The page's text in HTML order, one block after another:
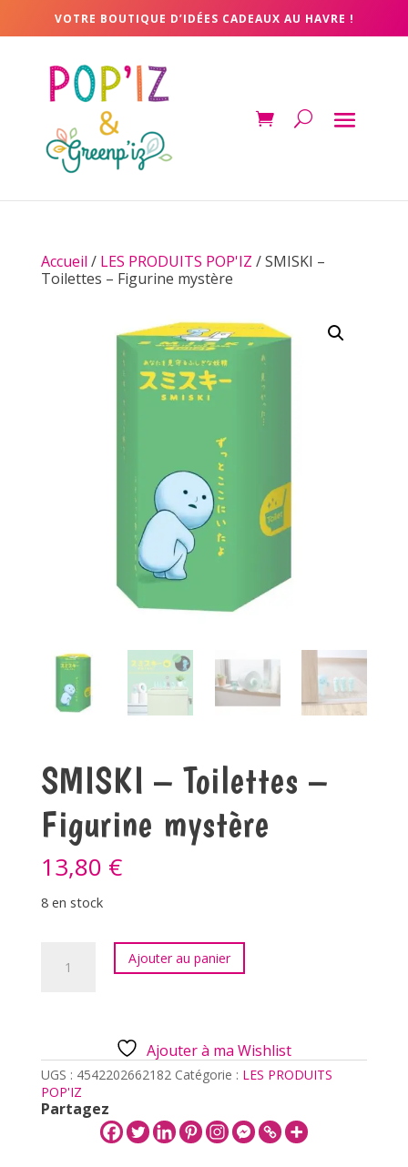
VOTRE BOUTIQUE D’IDÉES CADEAUX AU HAVRE !
Accueil / LES PRODUITS POP'IZ / SMISKI –
Toilettes – Figurine mystère
SMISKI – Toilettes –
Figurine mystère
13,80 €
8 en stock
mystère
Ajouter au panier
Ajouter à ma Wishlist
UGS : 4542202662182 Catégorie : LES PRODUITS
POP'IZ
Partagez